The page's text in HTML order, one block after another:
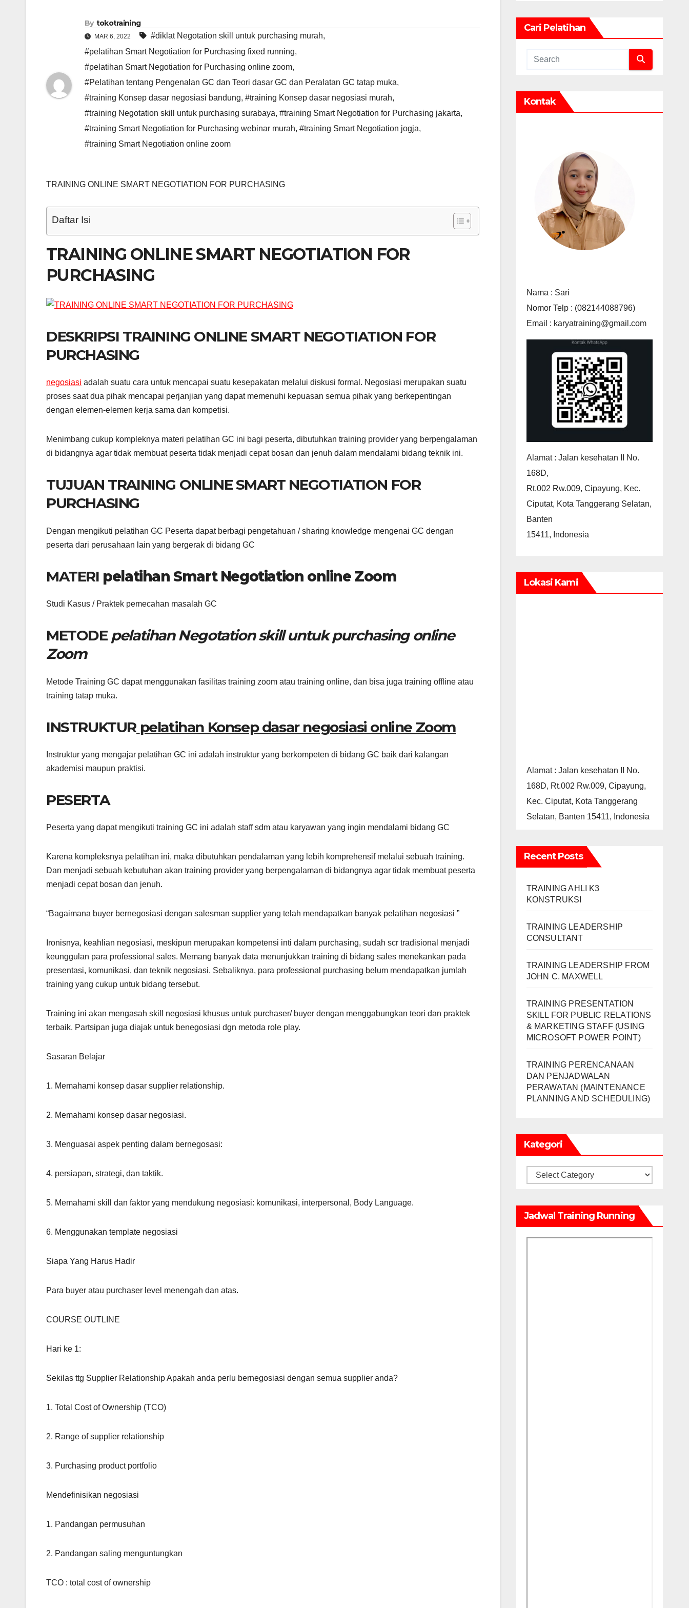
By tokotraining
MAR 6, 2022 #diklat Negotation skill untuk purchasing murah,
#pelatihan Smart Negotiation for Purchasing fixed running,
#pelatihan Smart Negotiation for Purchasing online zoom,
#Pelatihan tentang Pengenalan GC dan Teori dasar GC dan Peralatan GC tatap muka,
#training Konsep dasar negosiasi bandung, #training Konsep dasar negosiasi murah,
#training Negotation skill untuk purchasing surabaya, #training Smart Negotiation for Purchasing jakarta,
#training Smart Negotiation for Purchasing webinar murah, #training Smart Negotiation jogja,
#training Smart Negotiation online zoom
TRAINING ONLINE SMART NEGOTIATION FOR PURCHASING
Daftar Isi
TRAINING ONLINE SMART NEGOTIATION FOR
PURCHASING
DESKRIPSI TRAINING ONLINE SMART NEGOTIATION FOR
PURCHASING
negosiasi adalah suatu cara untuk mencapai suatu kesepakatan melalui diskusi formal. Negosiasi merupakan suatu
proses saat dua pihak mencapai perjanjian yang dapat memenuhi kepuasan semua pihak yang berkepentingan
dengan elemen-elemen kerja sama dan kompetisi.
Menimbang cukup kompleknya materi pelatihan GC ini bagi peserta, dibutuhkan training provider yang berpengalaman
di bidangnya agar tidak membuat peserta tidak menjadi cepat bosan dan jenuh dalam mendalami bidang teknik ini.
TUJUAN TRAINING ONLINE SMART NEGOTIATION FOR
PURCHASING
Dengan mengikuti pelatihan GC Peserta dapat berbagi pengetahuan / sharing knowledge mengenai GC dengan
peserta dari perusahaan lain yang bergerak di bidang GC
MATERI pelatihan Smart Negotiation online Zoom
Studi Kasus / Praktek pemecahan masalah GC
METODE pelatihan Negotation skill untuk purchasing online
Zoom
Metode Training GC dapat menggunakan fasilitas training zoom atau training online, dan bisa juga training offline atau
training tatap muka.
INSTRUKTUR pelatihan Konsep dasar negosiasi online Zoom
Instruktur yang mengajar pelatihan GC ini adalah instruktur yang berkompeten di bidang GC baik dari kalangan
akademisi maupun praktisi.
PESERTA
Peserta yang dapat mengikuti training GC ini adalah staff sdm atau karyawan yang ingin mendalami bidang GC
Karena kompleksnya pelatihan ini, maka dibutuhkan pendalaman yang lebih komprehensif melalui sebuah training.
Dan menjadi sebuah kebutuhan akan training provider yang berpengalaman di bidangnya agar tidak membuat peserta
menjadi cepat bosan dan jenuh.
“Bagaimana buyer bernegosiasi dengan salesman supplier yang telah mendapatkan banyak pelatihan negosiasi ”
Ironisnya, keahlian negosiasi, meskipun merupakan kompetensi inti dalam purchasing, sudah scr tradisional menjadi
keunggulan para professional sales. Memang banyak data menunjukkan training di bidang sales menekankan pada
presentasi, komunikasi, dan teknik negosiasi. Sebaliknya, para professional purchasing belum mendapatkan jumlah
training yang cukup untuk bidang tersebut.
Training ini akan mengasah skill negosiasi khusus untuk purchaser/ buyer dengan menggabungkan teori dan praktek
terbaik. Partsipan juga diajak untuk benegosiasi dgn metoda role play.
Sasaran Belajar
1. Memahami konsep dasar supplier relationship.
2. Memahami konsep dasar negosiasi.
3. Menguasai aspek penting dalam bernegosasi:
4. persiapan, strategi, dan taktik.
5. Memahami skill dan faktor yang mendukung negosiasi: komunikasi, interpersonal, Body Language.
6. Menggunakan template negosiasi
Siapa Yang Harus Hadir
Para buyer atau purchaser level menengah dan atas.
COURSE OUTLINE
Hari ke 1:
Sekilas ttg Supplier Relationship Apakah anda perlu bernegosiasi dengan semua supplier anda?
1. Total Cost of Ownership (TCO)
2. Range of supplier relationship
3. Purchasing product portfolio
Mendefinisikan negosiasi
1. Pandangan permusuhan
2. Pandangan saling menguntungkan
TCO : total cost of ownership
Cari Pelatihan
Kontak
Nama : Sari
Nomor Telp : (082144088796)
Email : karyatraining@gmail.com
Alamat : Jalan kesehatan II No.
168D,
Rt.002 Rw.009, Cipayung, Kec.
Ciputat, Kota Tanggerang Selatan,
Banten
15411, Indonesia
Lokasi Kami
Alamat : Jalan kesehatan II No.
168D, Rt.002 Rw.009, Cipayung,
Kec. Ciputat, Kota Tanggerang
Selatan, Banten 15411, Indonesia
Recent Posts
TRAINING AHLI K3
KONSTRUKSI
TRAINING LEADERSHIP
CONSULTANT
TRAINING LEADERSHIP FROM
JOHN C. MAXWELL
TRAINING PRESENTATION
SKILL FOR PUBLIC RELATIONS
& MARKETING STAFF (USING
MICROSOFT POWER POINT)
TRAINING PERENCANAAN
DAN PENJADWALAN
PERAWATAN (MAINTENANCE
PLANNING AND SCHEDULING)
Kategori
Kategori
Jadwal Training Running